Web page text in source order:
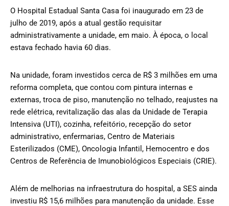
O Hospital Estadual Santa Casa foi inaugurado em 23 de
julho de 2019, após a atual gestão requisitar
administrativamente a unidade, em maio. À época, o local
estava fechado havia 60 dias.
Na unidade, foram investidos cerca de R$ 3 milhões em uma
reforma completa, que contou com pintura internas e
externas, troca de piso, manutenção no telhado, reajustes na
rede elétrica, revitalização das alas da Unidade de Terapia
Intensiva (UTI), cozinha, refeitório, recepção do setor
administrativo, enfermarias, Centro de Materiais
Esterilizados (CME), Oncologia Infantil, Hemocentro e dos
Centros de Referência de Imunobiológicos Especiais (CRIE).
Além de melhorias na infraestrutura do hospital, a SES ainda
investiu R$ 15,6 milhões para manutenção da unidade. Esse